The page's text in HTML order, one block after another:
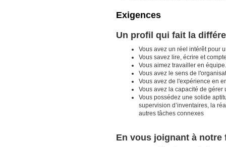
Exigences
Un profil qui fait la
Vous avez un réel intérêt pour
Vous savez lire, écrire et
Vous aimez travailler en équipe.
Vous avez le sens de
Vous avez de l'expérience en
Vous avez la capacité de gérer
Vous possédez une solide
supervision d’inventaires, la
autres tâches connexes
En vous joignant à